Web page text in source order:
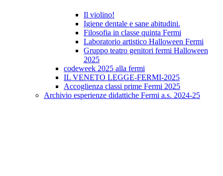
Il violino!
Igiene dentale e sane abitudini.
Filosofia in classe quinta Fermi
Laboratorio artistico Halloween Fermi
Gruppo teatro genitori fermi Halloween
2025
codeweek 2025 alla fermi
IL VENETO LEGGE-FERMI-2025
Accoglienza classi prime Fermi 2025
Archivio esperienze didattiche Fermi a.s. 2024-25